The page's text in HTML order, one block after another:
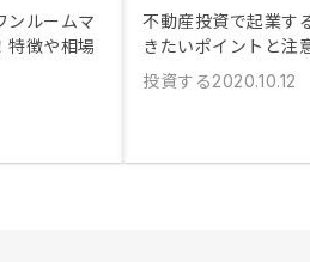
ンルームマ
特徴や相場
不動産投資で起業す
きたいポイントと注
投資する2020.10.12